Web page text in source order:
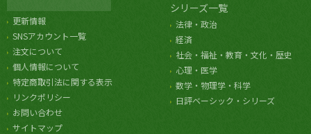
更新情報
SNSアカウント一覧
注文について
個人情報について
特定商取引法に関する表示
リンクポリシー
お問い合わせ
サイトマップ
シリーズ一覧
法律・政治
経済
社会・福祉・教育・文化・歴史
心理・医学
数学・物理学・科学
日評ベーシック・シリーズ